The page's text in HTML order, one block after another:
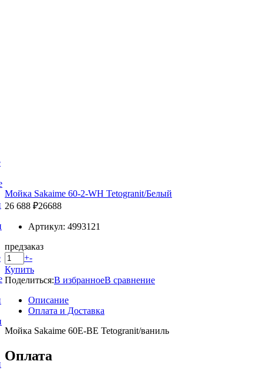
Мойка Sakaime 60-2-WH Tetogranit/Белый
26 688 ₽26688
Артикул: 4993121
предзаказ
+-
Купить
Поделиться:В избранноеВ сравнение
Описание
Оплата и Доставка
Мойка Sakaime 60E-BE Tetogranit/ваниль
Оплата